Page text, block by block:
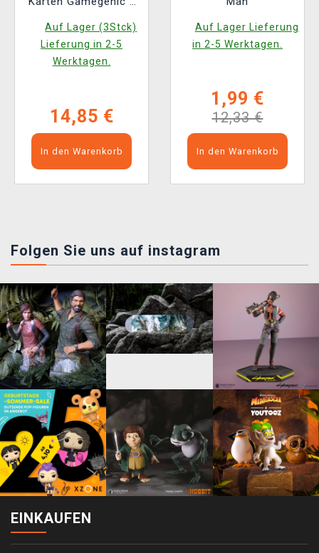
- Premium Double
Sleeving Comic Burst
Black (105 Stk.)
Auf Lager (3Stck)
Lieferung in 2-5
Werktagen.
14,85 €
In den Warenkorb
Auf Lager Lieferung
in 2-5 Werktagen.
1,99 €
12,33 €
In den Warenkorb
Folgen Sie uns auf instagram
EINKAUFEN